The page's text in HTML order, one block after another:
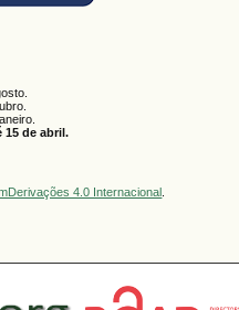
15 de abril.
4.0 Internacional